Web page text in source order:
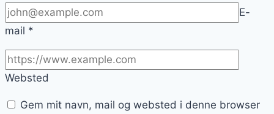
E-
mail *
Websted
Gem mit navn, mail og websted i denne browser